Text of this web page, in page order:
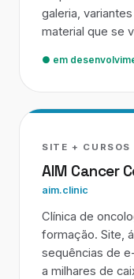
galeria,
material que se
● em
SITE +
AIM Cancer
aim.clinic
Clínica de
formação. Site,
sequências de
a milhares de